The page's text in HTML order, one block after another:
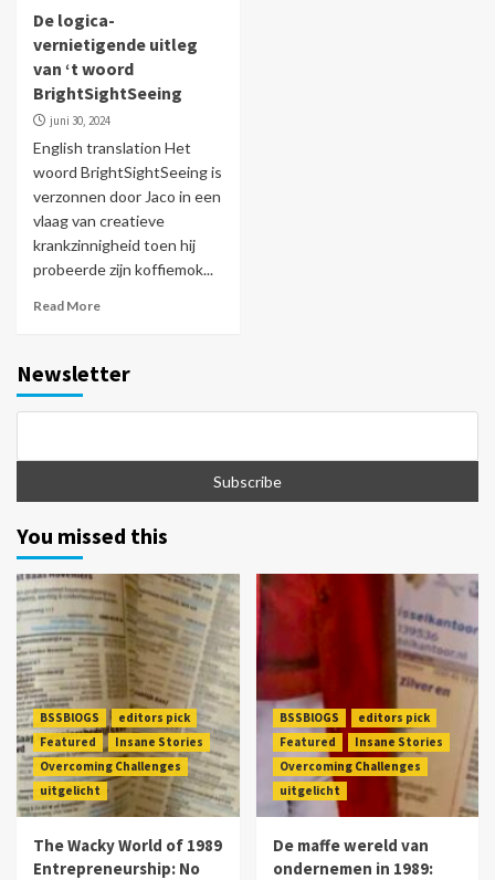
De logica-
vernietigende uitleg
van ‘t woord
BrightSightSeeing
juni 30, 2024
English translation Het
woord BrightSightSeeing is
verzonnen door Jaco in een
vlaag van creatieve
krankzinnigheid toen hij
probeerde zijn koffiemok...
Read More
Newsletter
You missed this
BSSBlOGS
editors pick
Featured
Insane Stories
Overcoming Challenges
uitgelicht
The Wacky World of 1989
Entrepreneurship: No
BSSBlOGS
editors pick
Featured
Insane Stories
Overcoming Challenges
uitgelicht
De maffe wereld van
ondernemen in 1989: